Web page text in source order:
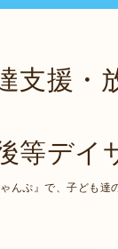
支援
等デ
ゃんぷ』で、子ども